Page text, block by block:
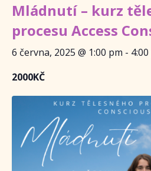
Mládnutí – kurz
procesu Access
6 června, 2025 @ 1:00 pm -
2000KČ